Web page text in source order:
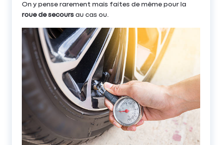
On y pense rarement mais faites de même pour la
roue de secours au cas ou.